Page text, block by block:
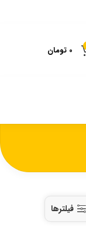
0 تومان
فیلترها